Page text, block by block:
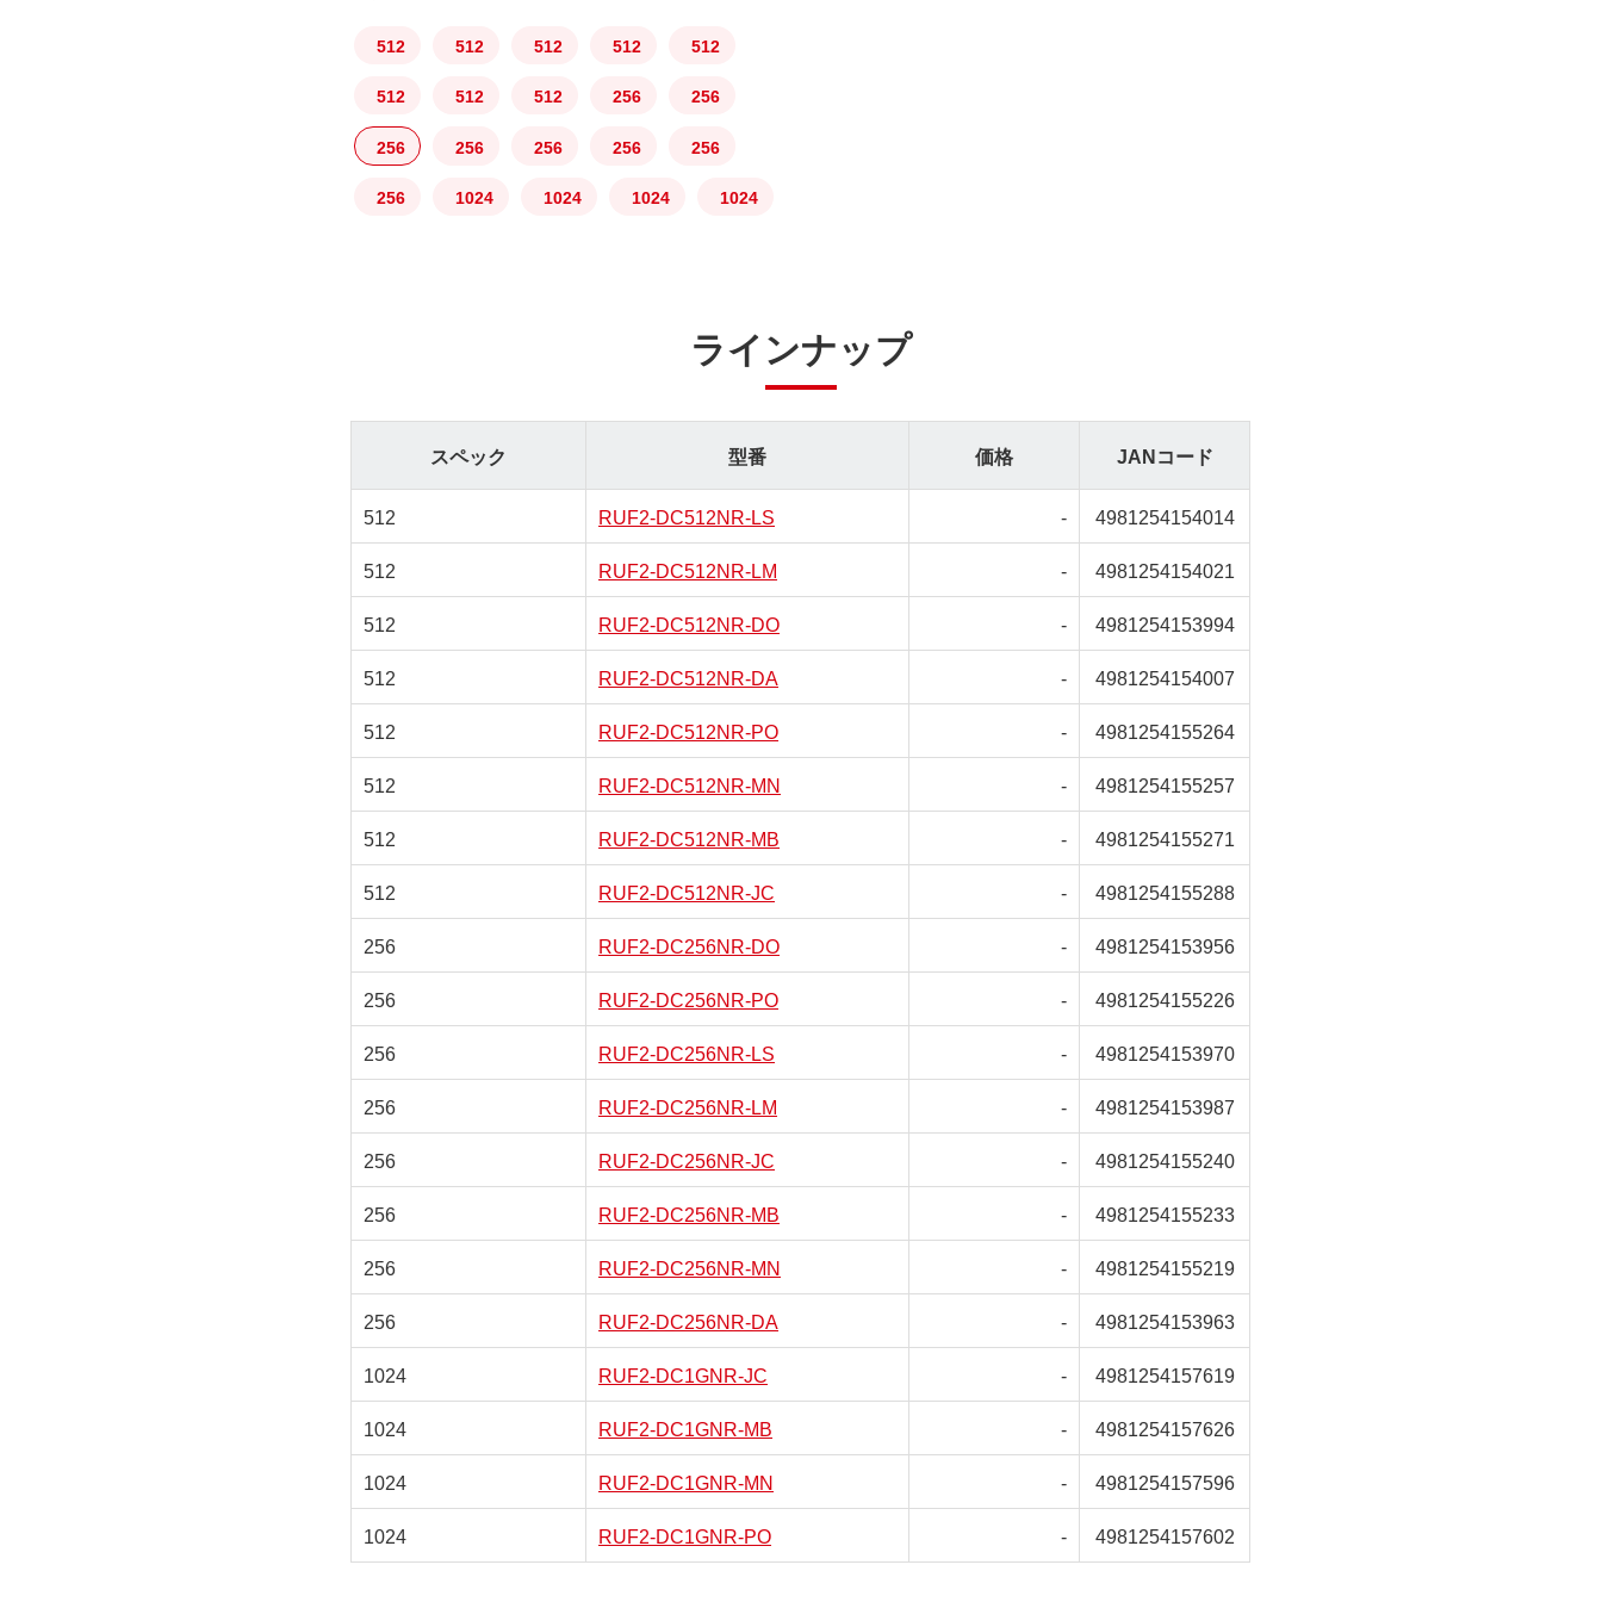
512 512 512 512 512
512 512 512 256 256
256 256 256 256 256
256 1024 1024 1024 1024
ラインナップ
スペック 型番 価格 JANコード
512 RUF2-DC512NR-LS -
4981254154014
512
RUF2-DC512NR-LM -
4981254154021
512
RUF2-DC512NR-DO -
4981254153994
512
RUF2-DC512NR-DA -
4981254154007
512
RUF2-DC512NR-PO -
4981254155264
512
RUF2-DC512NR-MN -
4981254155257
512
RUF2-DC512NR-MB -
4981254155271
512
RUF2-DC512NR-JC -
4981254155288
256
RUF2-DC256NR-DO -
4981254153956
256
RUF2-DC256NR-PO -
4981254155226
256
RUF2-DC256NR-LS -
4981254153970
256
RUF2-DC256NR-LM -
4981254153987
256
RUF2-DC256NR-JC -
4981254155240
256
RUF2-DC256NR-MB -
4981254155233
256
RUF2-DC256NR-MN -
4981254155219
256
RUF2-DC256NR-DA -
4981254153963
1024
RUF2-DC1GNR-JC -
4981254157619
1024
RUF2-DC1GNR-MB -
4981254157626
1024
RUF2-DC1GNR-MN -
4981254157596
1024
RUF2-DC1GNR-PO - 4981254157602